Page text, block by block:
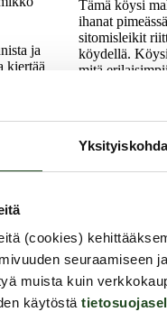
(cookies)
seuraamiseen
muista kuin
käytöstä
ja
kiertää
jonka
Tämä köysi
ihanat
sitomisleikit
köydellä.
mitä
kuvioita
22.99 €